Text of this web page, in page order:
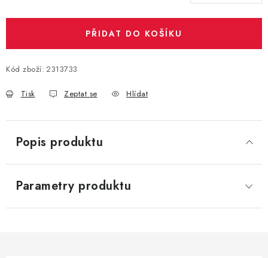
PŘIDAT DO KOŠÍKU
Kód zboží: 2313733
Tisk Zeptat se Hlídat
Popis produktu
Parametry produktu